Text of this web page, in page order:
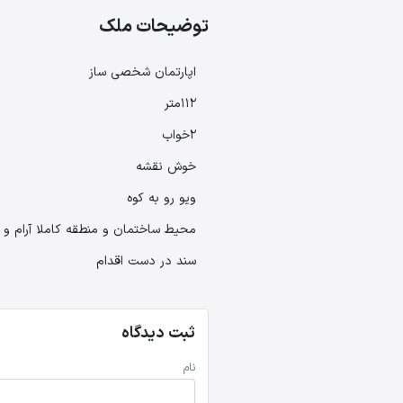
توضیحات ملک
اپارتمان شخصی ساز
112متر
2خواب
خوش نقشه
ویو رو به کوه
محیط ساختمان و منطقه کاملا آرام
سند در دست اقدام
ثبت دیدگاه
نام